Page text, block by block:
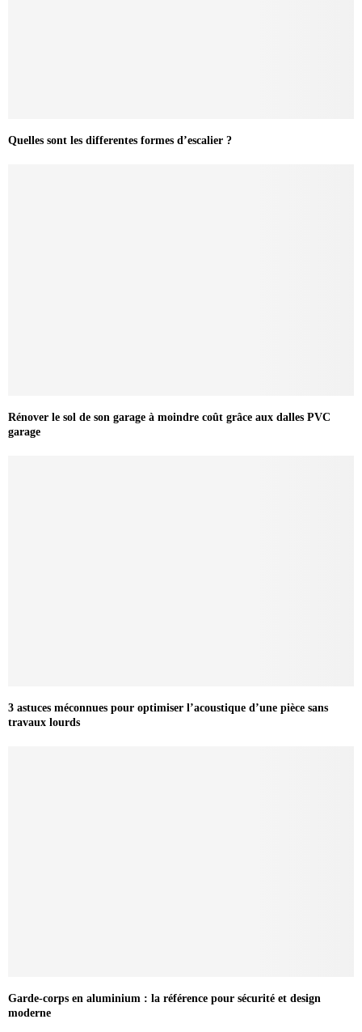
Quelles sont les differentes formes d’escalier ?
Rénover le sol de son garage à moindre coût grâce aux dalles PVC
garage
3 astuces méconnues pour optimiser l’acoustique d’une pièce sans
travaux lourds
Garde-corps en aluminium : la référence pour sécurité et design
moderne